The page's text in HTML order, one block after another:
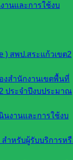
านและการใช้งบ
) สพป.สระแก้วเขต2
สำนักงานเขตพื้นที่
ประจำปีงบประมาณ
นงานและการใช้งบ
ำหรับผู้รับบริการห